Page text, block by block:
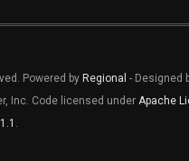
Powered by Regional - Designed
Inc. Code licensed under Apache
.